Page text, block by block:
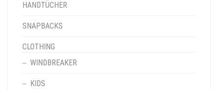
HANDTÜCHER
SNAPBACKS
CLOTHING
WINDBREAKER
KIDS